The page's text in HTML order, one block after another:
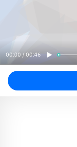
00:00 / 00:46